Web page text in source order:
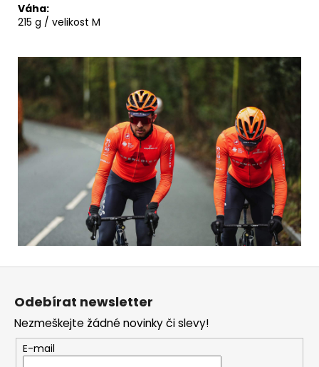
Váha:
215 g / velikost M
Z
Odebírat newsletter
Nezmeškejte žádné novinky či slevy!
E-mail